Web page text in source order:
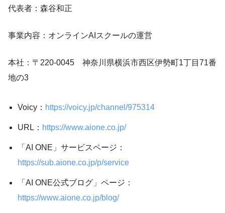
代表者：森谷和正
事業内容：オンラインAIスクールの運営
本社：〒220-0045 神奈川県横浜市西区伊勢町1丁目71番
地の3
Voicy： https://voicy.jp/channel/975314
URL： https://www.aione.co.jp/
「AI ONE」サービスページ：
https://sub.aione.co.jp/p/service
「AI ONE公式ブログ」ページ：
https://www.aione.co.jp/blog/